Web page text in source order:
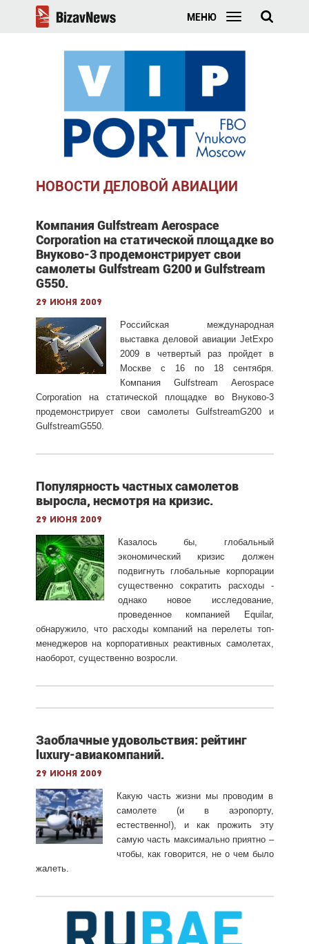
МЕНЮ
НОВОСТИ ДЕЛОВОЙ АВИАЦИИ
Компания Gulfstream Aerospace
Corporation на статической площадке во
Внуково-3 продемонстрирует свои
самолеты Gulfstream G200 и Gulfstream
G550.
29 июня 2009
Pоссийская международная
выставка деловой авиации JetExpo
2009 в четвертый раз пройдет в
Москве с 16 по 18 сентября.
Компания Gulfstream Aerospace
Corporation на статической площадке во Внуково-3
продемонстрирует свои самолеты GulfstreamG200 и
GulfstreamG550.
Популярность частных самолетов
выросла, несмотря на кризис.
29 июня 2009
Казалось бы, глобальный
экономический кризис должен
подвигнуть глобальные корпорации
существенно сократить расходы -
однако новое исследование,
проведенное компанией Equilar,
обнаружило, что расходы компаний на перелеты топ-
менеджеров на корпоративных реактивных самолетах,
наоборот, существенно возросли.
Заоблачные удовольствия: рейтинг
luxury-авиакомпаний.
29 июня 2009
Какую часть жизни мы проводим в
самолете (и в аэропорту,
естественно!), и как прожить эту
самую часть максимально приятно –
чтобы, как говорится, не о чем было
жалеть.